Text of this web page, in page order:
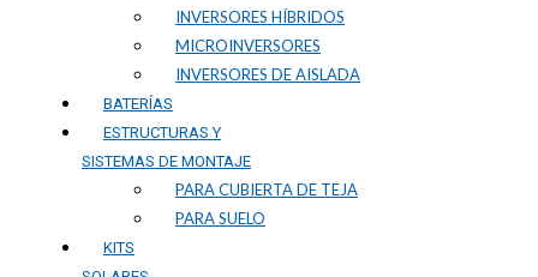
INVERSORES HÍBRIDOS
MICROINVERSORES
INVERSORES DE AISLADA
BATERÍAS
ESTRUCTURAS Y
SISTEMAS DE MONTAJE
PARA CUBIERTA DE TEJA
PARA SUELO
KITS